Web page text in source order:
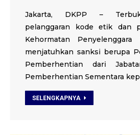
Jakarta, DKPP –
pelanggaran kode etik dan
Kehormatan Penyelenggara
menjatuhkan sanksi berupa
Pemberhentian dari
Pemberhentian Sementara
SELENGKAPNYA